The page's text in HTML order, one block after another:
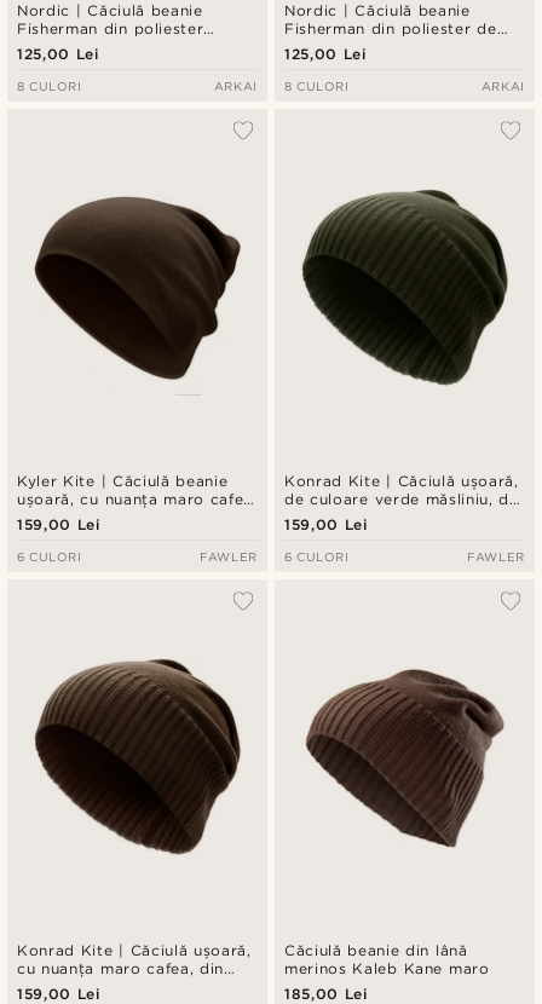
Nordic | Căciulă beanie
Fisherman din poliester
bordo
125,00 Lei
8 CULORI ARKAI
Nordic | Căciulă beanie
Fisherman din poliester de
culoarea nisipului
125,00 Lei
8 CULORI ARKAI
Kyler Kite | Căciulă beanie
ușoară, cu nuanța maro cafea,
din bumbac organic
159,00 Lei
6 CULORI FAWLER
Konrad Kite | Căciulă ușoară,
de culoare verde măsliniu, din
bumbac organic
159,00 Lei
6 CULORI FAWLER
Konrad Kite | Căciulă ușoară,
cu nuanța maro cafea, din
bumbac organic
159,00 Lei
Căciulă beanie din lână
merinos Kaleb Kane maro
185,00 Lei